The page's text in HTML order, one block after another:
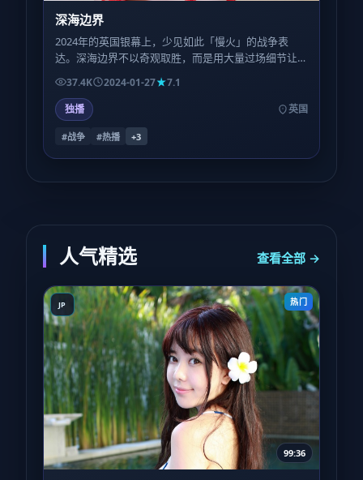
深海边界
2024年的英国银幕上，少见如此「慢火」的战争表
达。深海边界不以奇观取胜，而是用大量过场细节让
观众自己拼凑真相，适合耐心型观众。
37.4K 2024-01-27
7.1
独播
英国
#战争 #热播 +3
人气精选 查看全部 →
JP 热门
99:36